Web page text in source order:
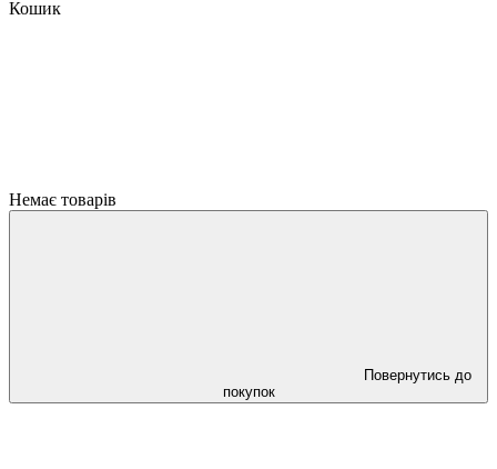
Кошик
Немає товарів
Повернутись до
покупок